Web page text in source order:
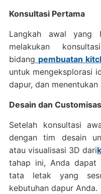
Konsultasi Pertama
Langkah awal yang
melakukan
bidang pembuatan
untuk mengeksplorasi
dapur, dan
Desain dan
Setelah konsultasi
dengan tim desain
atau visualisasi 3D dari
tahap ini, Anda dapat
tata letak yang
kebutuhan dapur Anda.